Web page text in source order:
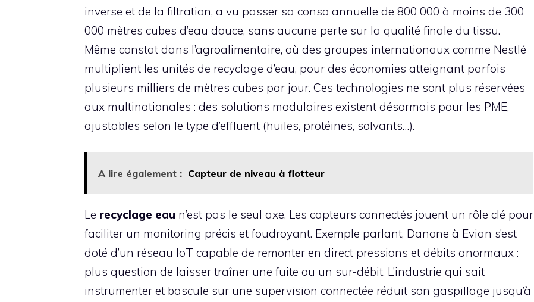
inverse et de la filtration, a vu passer sa conso annuelle de 800 000 à moins de 300
000 mètres cubes d’eau douce, sans aucune perte sur la qualité finale du tissu.
Même constat dans l’agroalimentaire, où des groupes internationaux comme Nestlé
multiplient les unités de recyclage d’eau, pour des économies atteignant parfois
plusieurs milliers de mètres cubes par jour. Ces technologies ne sont plus réservées
aux multinationales : des solutions modulaires existent désormais pour les PME,
ajustables selon le type d’effluent (huiles, protéines, solvants…).
A lire également : Capteur de niveau à flotteur
Le recyclage eau n’est pas le seul axe. Les capteurs connectés jouent un rôle clé pour
faciliter un monitoring précis et foudroyant. Exemple parlant, Danone à Evian s’est
doté d’un réseau IoT capable de remonter en direct pressions et débits anormaux :
plus question de laisser traîner une fuite ou un sur-débit. L’industrie qui sait
instrumenter et bascule sur une supervision connectée réduit son gaspillage jusqu’à